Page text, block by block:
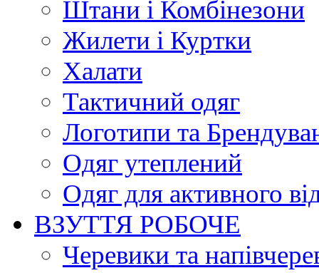
Штани і Комбінезони
Жилети і Куртки
Халати
Тактичний одяг
Логотипи та
Одяг утеплений
Одяг для активного
ВЗУТТЯ РОБОЧЕ
Черевики та